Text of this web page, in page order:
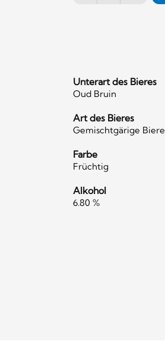
Unterart des Bieres
Oud Bruin
Art des Bieres
Gemischtgärige Biere
Farbe
Früchtig
Alkohol
6.80 %